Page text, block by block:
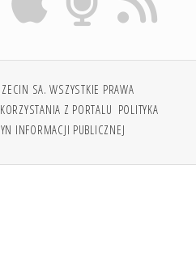
SA. WSZYSTKIE PRAWA
Z PORTALU POLITYKA
INFORMACJI PUBLICZNEJ